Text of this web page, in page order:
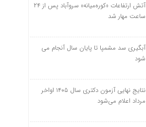
آتش ارتفاعات «کوره‌میانه» سروآباد پس از ۲۴
ساعت مهار شد
آبگیری سد مشمپا تا پایان سال آنجام می
شود
نتایج نهایی آزمون دکتری سال ۱۴۰۵ اواخر
مرداد اعلام می‌شود